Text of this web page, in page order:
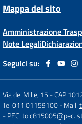
Mappa del sito
Amministrazione
Note Legali
Seguici su:
Via dei Mille, 15 - CAP
Tel 011 01159100- Mail:
- PEC: